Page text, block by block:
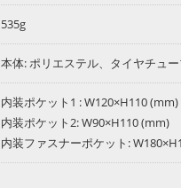
535g
本体: ポリエステル、タイヤチュ
内装ポケット1 : W120×H110 (mm)
内装ポケット2: W90×H110 (mm)
内装ファスナーポケット: